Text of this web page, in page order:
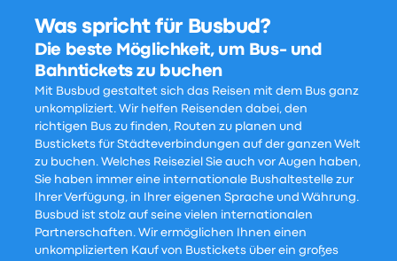
Was spricht für Busbud?
Die beste Möglichkeit, um Bus- und
Bahntickets zu buchen
Mit Busbud gestaltet sich das Reisen mit dem Bus ganz
unkompliziert. Wir helfen Reisenden dabei, den
richtigen Bus zu finden, Routen zu planen und
Bustickets für Städteverbindungen auf der ganzen Welt
zu buchen. Welches Reiseziel Sie auch vor Augen haben,
Sie haben immer eine internationale Bushaltestelle zur
Ihrer Verfügung, in Ihrer eigenen Sprache und Währung.
Busbud ist stolz auf seine vielen internationalen
Partnerschaften. Wir ermöglichen Ihnen einen
unkomplizierten Kauf von Bustickets über ein großes